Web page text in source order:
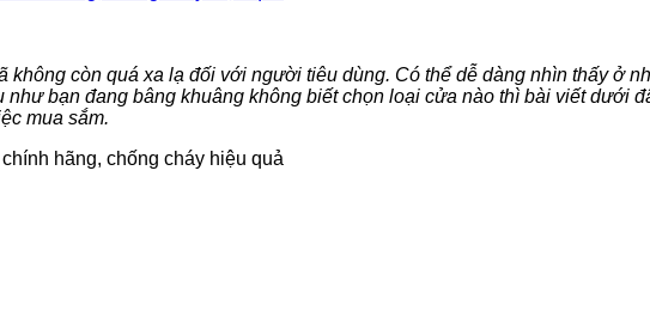
không còn quá xa lạ đối với người tiêu dùng. Có thể dễ dàng nhìn thấy ở
bạn đang bâng khuâng không biết chọn loại cửa nào thì bài viết dưới
mua sắm.